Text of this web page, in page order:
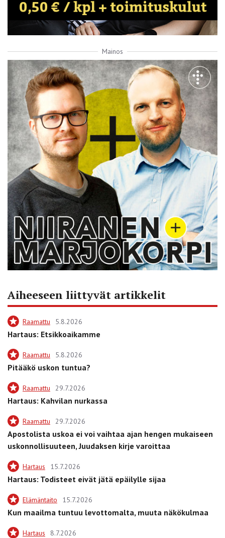
Mainos
Aiheeseen liittyvät artikkelit
Raamattu 5.8.2026
Hartaus: Etsikkoaikamme
Raamattu 5.8.2026
Pitääkö uskon tuntua?
Raamattu 29.7.2026
Hartaus: Kahvilan nurkassa
Raamattu 29.7.2026
Apostolista uskoa ei voi vaihtaa ajan hengen mukaiseen
uskonnollisuuteen, Juudaksen kirje varoittaa
Hartaus 15.7.2026
Hartaus: Todisteet eivät jätä epäilylle sijaa
Elämäntaito 15.7.2026
Kun maailma tuntuu levottomalta, muuta näkökulmaa
Hartaus 8.7.2026